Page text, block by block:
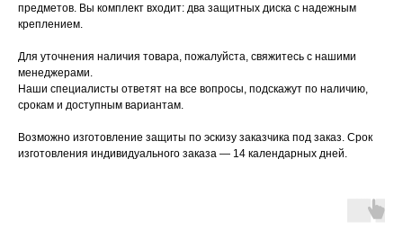
предметов. Вы комплект входит: два защитных диска с надежным
креплением.
Для уточнения наличия товара, пожалуйста, свяжитесь с нашими
менеджерами.
Наши специалисты ответят на все вопросы, подскажут по наличию,
срокам и доступным вариантам.
Возможно изготовление защиты по эскизу заказчика под заказ. Срок
изготовления индивидуального заказа — 14 календарных дней.